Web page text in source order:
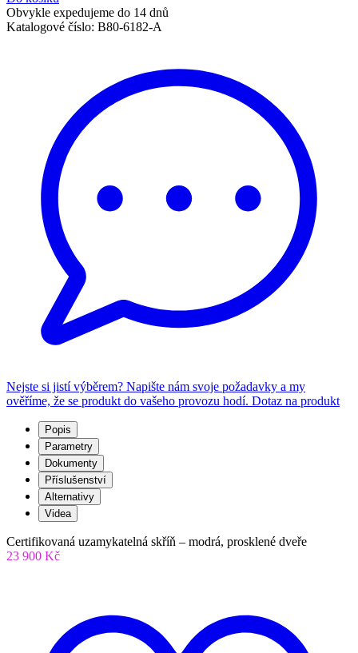
Obvykle expedujeme do 14 dnů
Katalogové číslo: B80-6182-A
Nejste si jistí výběrem? Napište nám svoje požadavky a my
ověříme, že se produkt do vašeho provozu hodí. Dotaz na produkt
Popis
Parametry
Dokumenty
Příslušenství
Alternativy
Videa
Certifikovaná uzamykatelná skříň – modrá, prosklené dveře
23 900 Kč